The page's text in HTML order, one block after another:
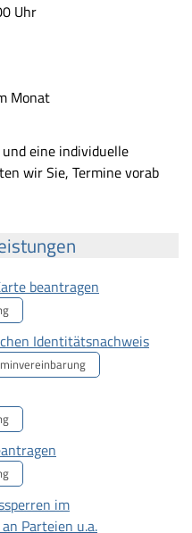
Uhr
Monat
eine individuelle
wir Sie, Termine vorab
beantragen
Identitätsnachweis
im
Parteien u.a.